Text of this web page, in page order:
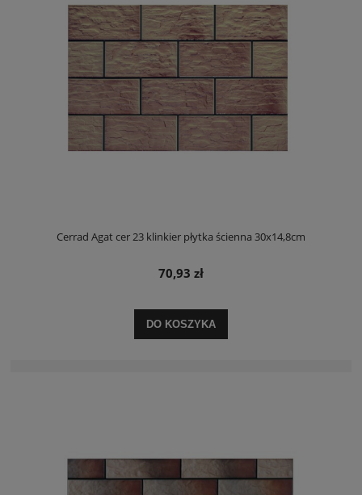
Cerrad Agat cer 23 klinkier płytka ścienna 30x14,8cm
70,93 zł
DO KOSZYKA